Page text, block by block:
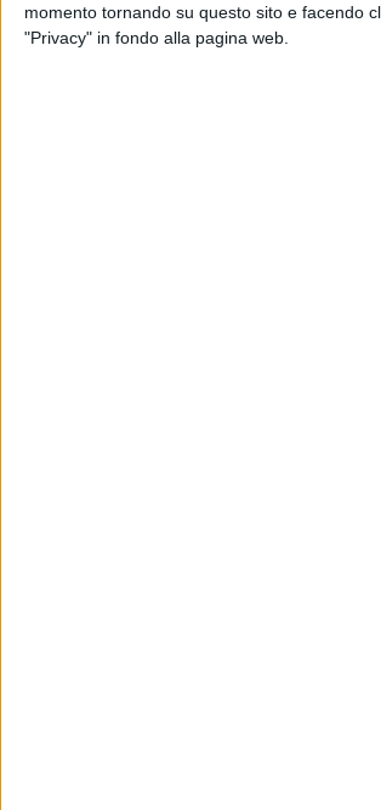
momento tornando su questo sito e facendo
"Privacy" in fondo alla pagina web.
Nel 2014 nuovo traguardo importante,
Lingue e letterature straniere conseguita